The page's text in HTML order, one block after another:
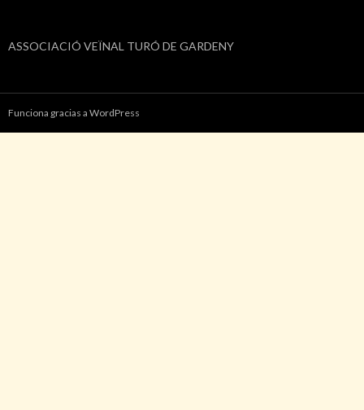
ASSOCIACIÓ VEÏNAL TURÓ DE GARDENY
Funciona gracias a WordPress